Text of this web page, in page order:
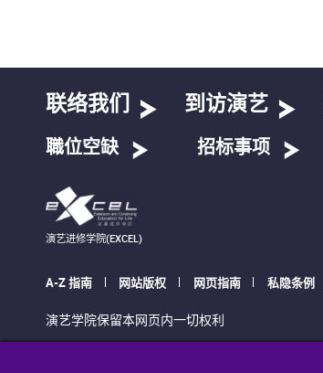
联络我们 到访演艺
職位空缺 招标事项
演艺进修学院(EXCEL)
A-Z 指南 网站版权 网页指南 私隐条例
演艺学院保留本网页内一切权利